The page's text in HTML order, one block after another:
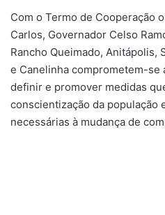
Com o Termo de Cooperação
Carlos, Governador Celso
Rancho Queimado, Anitápolis,
e Canelinha comprometem-se
definir e promover medidas
conscientização da população
necessárias à mudança de